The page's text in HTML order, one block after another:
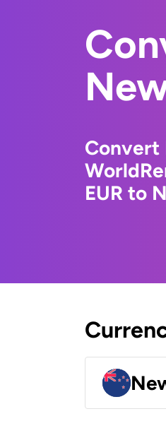
Convert
EUR to